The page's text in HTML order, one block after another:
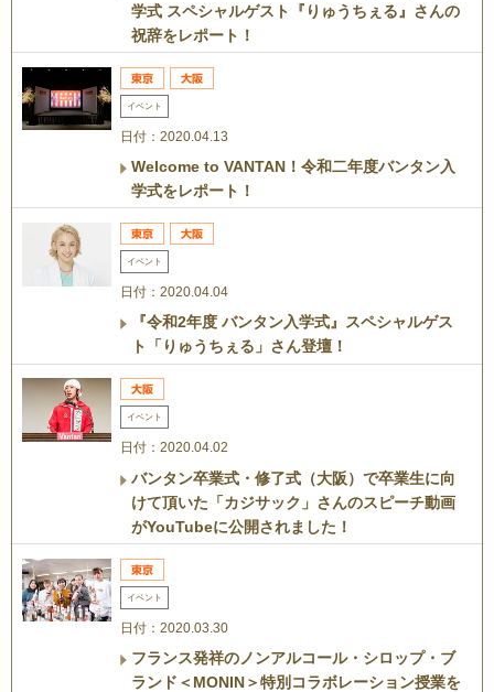
学式 スペシャルゲスト『りゅうちぇる』さんの
祝辞をレポート！
イベント
日付：2020.04.13
Welcome to VANTAN！令和二年度バンタン入
学式をレポート！
イベント
日付：2020.04.04
『令和2年度 バンタン入学式』スペシャルゲス
ト「りゅうちぇる」さん登壇！
イベント
日付：2020.04.02
バンタン卒業式・修了式（大阪）で卒業生に向
けて頂いた「カジサック」さんのスピーチ動画
がYouTubeに公開されました！
イベント
日付：2020.03.30
フランス発祥のノンアルコール・シロップ・ブ
ランド＜MONIN＞特別コラボレーション授業を